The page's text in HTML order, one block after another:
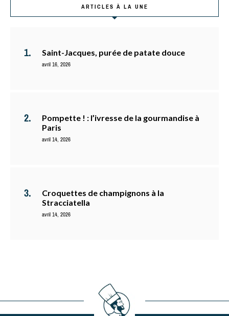
ARTICLES À LA UNE
Saint-Jacques, purée de patate douce
avril 16, 2026
Pompette ! : l’ivresse de la gourmandise à
Paris
avril 14, 2026
Croquettes de champignons à la
Stracciatella
avril 14, 2026